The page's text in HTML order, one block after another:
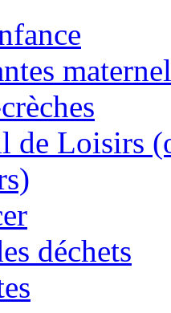
de Loisirs
déchets